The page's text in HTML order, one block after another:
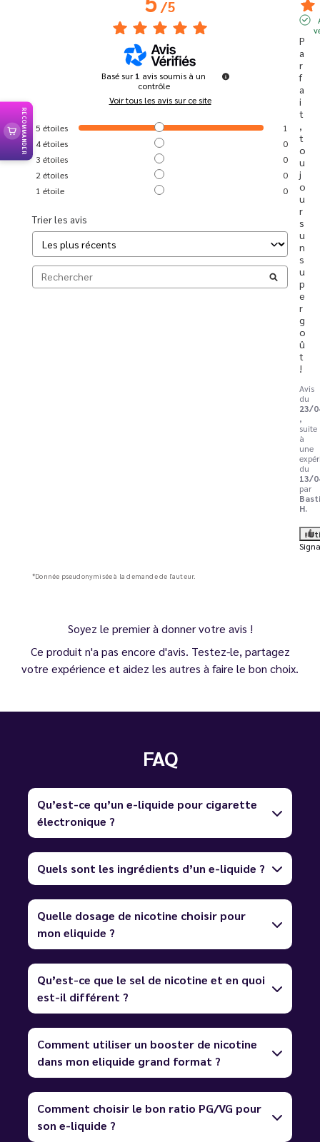
/5
Basé sur1 avis soumis à un
contrôle
Voir tous les avis sur ce site
5 étoiles
1
4étoiles
0
3 étoiles
0
2 étoiles
0
1 étoile 0
Trier les avis
P
a
r
f
a
i
t
,
t
o
u
j
o
u
r
s
u
n
s
u
p
e
r
g
o
û
t
!
Avis
du
23/
,
suite
à
une
du
13/
par
H.
*Donnée pseudonymisée à la demande de l'auteur.
Soyez le premier à donner votre avis !
Ce produit n'a pas encore d'avis. Testez-le, partagez
votre expérience et aidez les autres à faire le bon choix.
FAQ
Qu’est-ce qu’un e-liquide pour cigarette
électronique ?
Quels sont les ingrédients d’un e-liquide ?
Quelle dosage de nicotine choisir pour
mon eliquide ?
Qu’est-ce que le sel de nicotine et en quoi
est-il différent ?
Comment utiliser un booster de nicotine
dans mon eliquide grand format ?
Comment choisir le bon ratio PG/VG pour
son e-liquide ?
RECOMMANDER